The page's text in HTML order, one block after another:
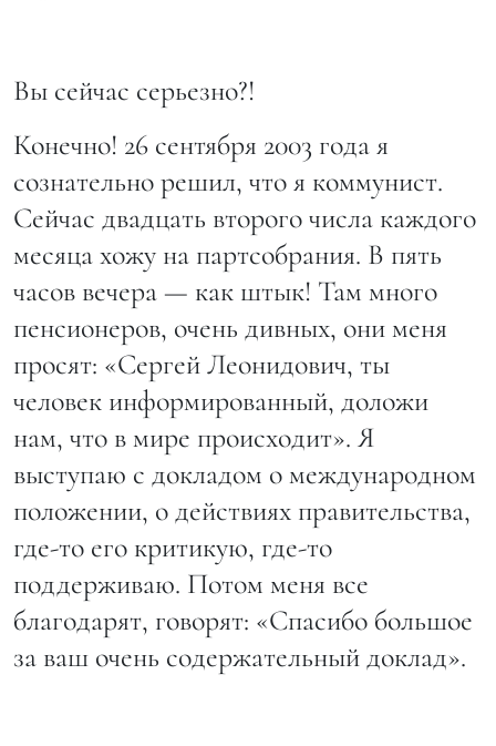
Вы сейчас серьезно?!
Конечно! 26 сентября 2003 года я
сознательно решил, что я коммунист.
Сейчас двадцать второго числа каждого
месяца хожу на партсобрания. В пять
часов вечера — как штык! Там много
пенсионеров, очень дивных, они меня
просят: «Сергей Леонидович, ты
человек информированный, доложи
нам, что в мире происходит». Я
выступаю с докладом о международном
положении, о действиях правительства,
где-то его критикую, где-то
поддерживаю. Потом меня все
благодарят, говорят: «Спасибо большое
за ваш очень содержательный доклад».